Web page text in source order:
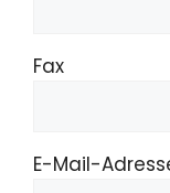
Fax
E-Mail-